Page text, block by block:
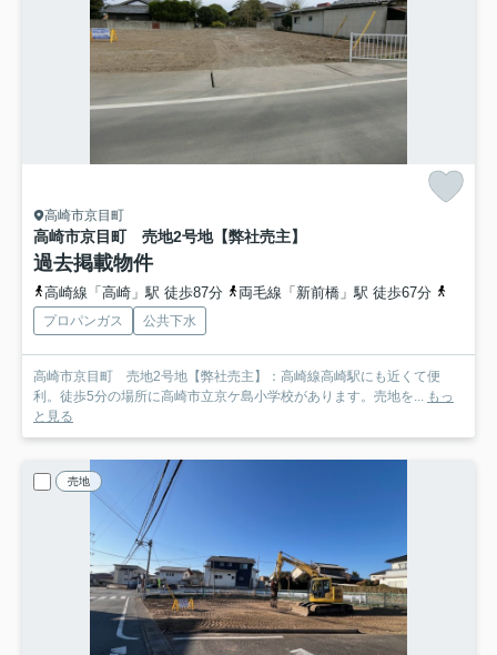
高崎市京目町
高崎市京目町 売地2号地【弊社売主】
過去掲載物件
高崎線「高崎」駅 徒歩87分 両毛線「新前橋」駅 徒歩67分
プロパンガス 公共下水
高崎市京目町 売地2号地【弊社売主】：高崎線高崎駅にも近くて便
利。徒歩5分の場所に高崎市立京ケ島小学校があります。売地を... もっ
と見る
売地